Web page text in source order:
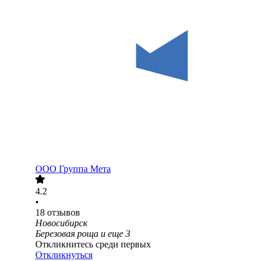
ООО Группа Мета
4.2
•
18 отзывов
Новосибирск
Березовая роща и еще 3
Откликнитесь среди первых
Откликнуться